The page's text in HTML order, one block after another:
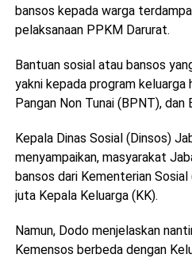
bansos kepada warga
pelaksanaan PPKM Darurat.
Bantuan sosial atau bansos
yakni kepada program keluarga
Pangan Non Tunai (BPNT), dan
Kepala Dinas Sosial (Dinsos)
menyampaikan, masyarakat
bansos dari Kementerian
juta Kepala Keluarga (KK).
Namun, Dodo menjelaskan
Kemensos berbeda dengan